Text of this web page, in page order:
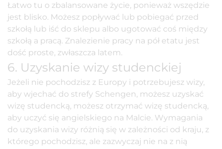
Łatwo tu o zbalansowane życie, ponieważ wszędzie
jest blisko. Możesz popływać lub pobiegać przed
szkołą lub iść do sklepu albo ugotować coś między
szkołą a pracą. Znalezienie pracy na pół etatu jest
dość proste, zwłaszcza latem.
6. Uzyskanie wizy studenckiej
Jeżeli nie pochodzisz z Europy i potrzebujesz wizy,
aby wjechać do strefy Schengen, możesz uzyskać
wizę studencką, możesz otrzymać wizę studencką,
aby uczyć się angielskiego na Malcie. Wymagania
do uzyskania wizy różnią się w zależności od kraju, z
którego pochodzisz, ale zazwyczaj nie na z nią